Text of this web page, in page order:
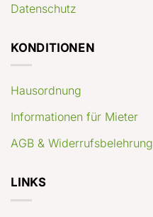
Datenschutz
KONDITIONEN
Hausordnung
Informationen für Mieter
AGB & Widerrufsbelehrung
LINKS